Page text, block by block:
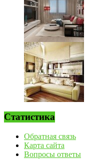
Статистика
Обратная связь
Карта сайта
Вопросы ответы